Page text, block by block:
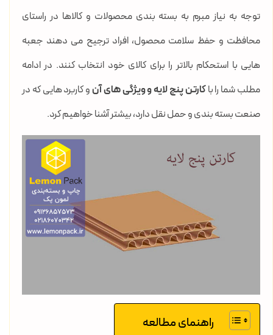
توجه به نیاز مبرم به بسته بندی محصولات و کالاها در راستای
محافظت و حفظ سلامت محصول، افراد ترجیح می دهند جعبه
هایی با استحکام بالاتر را برای کالای خود انتخاب کنند. در ادامه
مطلب شما را باکارتن پنج لایه و ویژگی های آنو کاربرد هایی که در
صنعت بسته بندی و حمل نقل دارد، بیشتر آشنا خواهیم کرد.
راهنمای مطالعه